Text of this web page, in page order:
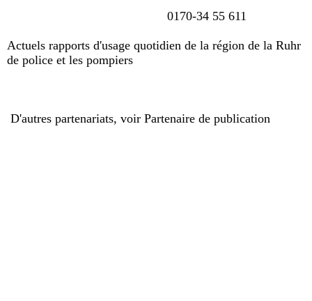
0170-34 55 611
Actuels rapports d'usage quotidien de la région de la Ruhr
de police et les pompiers
D'autres partenariats, voir Partenaire de publication